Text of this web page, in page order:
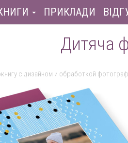
ПРИКЛАДИ
Дитяча
с дизайном и обработкой